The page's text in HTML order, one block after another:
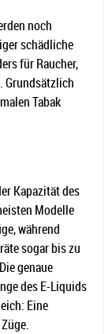
noch
schädliche
für Raucher,
Grundsätzlich
Tabak
Kapazität des
Modelle
während
sogar bis zu
genaue
des E-Liquids
Eine